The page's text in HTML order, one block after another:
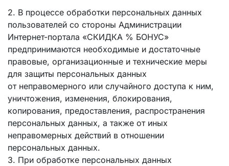
2. В процессе обработки персональных данных
пользователей со стороны Администрации
Интернет-портала «СКИДКА % БОНУС»
предпринимаются необходимые и достаточные
правовые, организационные и технические меры
для защиты персональных данных
от неправомерного или случайного доступа к ним,
уничтожения, изменения, блокирования,
копирования, предоставления, распространения
персональных данных, а также от иных
неправомерных действий в отношении
персональных данных.
3. При обработке персональных данных